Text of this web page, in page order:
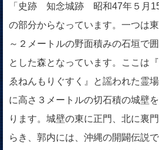
「史跡 知念城跡 昭和47年５月
の部分からなっています。一つは
～２メートルの野面積みの石垣で
とした森となっています。ここは
ゑねんもりぐすく』と謡われた霊
に高さ３メートルの切石積の城壁
ります。城壁の東に正門、北に裏
らき、郭内には、沖縄の開闢伝説